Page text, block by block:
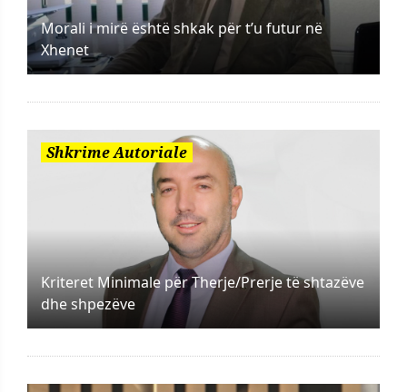
Morali i mirë është shkak për t’u futur në
Xhenet
Shkrime Autoriale
Kriteret Minimale për Therje/Prerje të shtazëve
dhe shpezëve